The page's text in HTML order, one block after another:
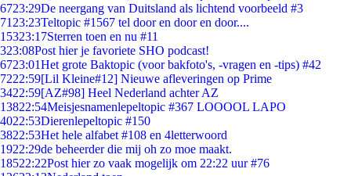
6723:29De neergang van Duitsland als lichtend voorbeeld #3
71 23:23Teltopic #1567 tel door en door en door....
15323:17Sterren toen en nu #11
323:08Post hier je favoriete SHO podcast!
6723:01Het grote Baktopic (voor bakfoto's, -vragen en -tips) #42
7222:59[Lil Kleine#12] Nieuwe afleveringen op Prime
3422:59[AZ#98] Heel Nederland achter AZ
13822:54Meisjesnamenlepeltopic #367 LOOOOL LAPO
4022:53Dierenlepeltopic #150
3822:53Het hele alfabet #108 en 4letterwoord
1922:29de beheerder die mij oh zo moe maakt.
18522:22Post hier zo vaak mogelijk om 22:22 uur #76